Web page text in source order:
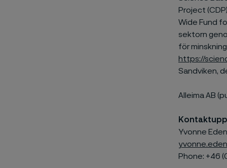
Project
Wide Fund
sektorn
för
https://
Sandviken,
Alleima AB
Yvonne
Phone: +46